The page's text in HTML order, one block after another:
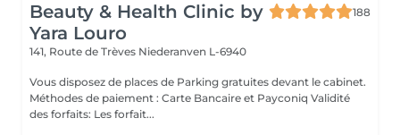
Beauty & Health Clinic by
Yara Louro
188
141, Route de Trèves Niederanven L-6940
Vous disposez de places de Parking gratuites devant le cabinet.
Méthodes de paiement : Carte Bancaire et Payconiq Validité
des forfaits: Les forfait...